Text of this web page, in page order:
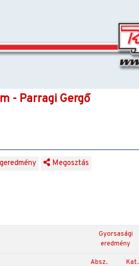
- Parragi Gergő
Megosztás
Gyorsasági
eredmény
Absz. Kat.